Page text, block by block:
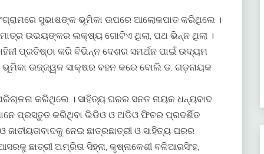
ସୁଭାଷଙ୍କ ଭୂମିକା ଉପରେ ଆଲୋକପାତ କରିଥିଲେ ।
ମାତ୍ର ଉଭୟଙ୍କର ଲକ୍ଷ୍ୟ ଗୋଟିଏ ଥିଲା, ପଥ ଭିନ୍ନ ଥିଲା ।
ପ୍ରତିଷ୍ଠା କରି ବିଭିନ୍ନ ଦେଶର ସମର୍ଥନ ପାଇଁ ଉଦ୍ୟମ
ଭୂମିକା ଉଜ୍ଜ୍ୱଳ ସାକ୍ଷର ବହନ କରେ ବୋଲି ଡ. ଗଡ଼ନାୟକ
କରିଥିଲେ । ସାହିତ୍ୟ ଘରର ସନତ ନାୟକ ଧନ୍ୟବାଦ
ପ୍ରସ୍ତୁତ କରିଥିବା ଭିଡିଓ ଓ ଅଡିଓ ଫିଚର ପ୍ରଦର୍ଶିତ
ନେଇ ଛାତ୍ରଛାତ୍ରୀ ଓ ସାହିତ୍ୟ ଘରର
ଛାତ୍ରୀ ଅମ୍ରିତା ସିହ୍ନା, କୃଷ୍ନାକେଶୀ ବଳିଆରସିଂହ,